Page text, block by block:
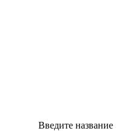
Введите название